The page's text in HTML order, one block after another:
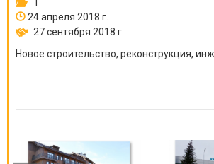
24 апреля 2018 г.
27 сентября 2018 г.
Новое строительство, реконструкция,